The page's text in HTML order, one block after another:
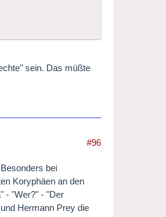
sein. Das müßte
#96
bei
Koryphäen an den
- "Wer?" - "Der
Hermann Prey die